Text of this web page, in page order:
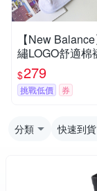
【New
繡LOGO舒適棉
性_白色
WT
$279
挑戰低價 券
分類 快速到貨